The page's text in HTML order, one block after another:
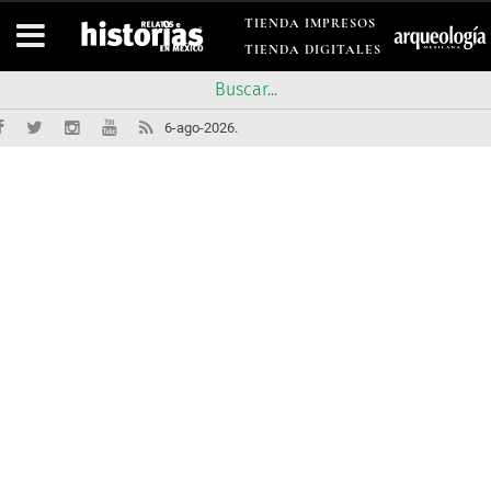
TIENDA IMPRESOS
TIENDA DIGITALES
6-ago-2026.